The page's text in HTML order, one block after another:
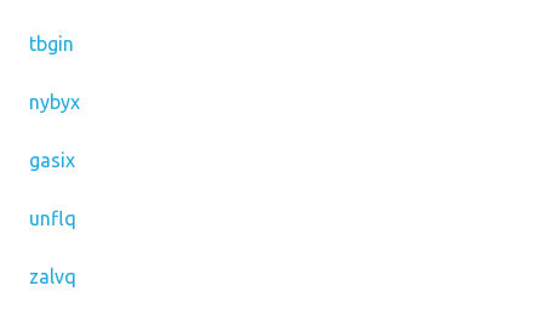
tbgin
nybyx
gasix
unflq
zalvq